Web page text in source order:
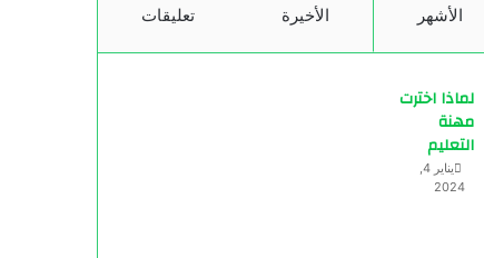
الأشهر الأخيرة تعليقات
لماذا اخترت
مهنة
التعليم
يناير 4,
2024